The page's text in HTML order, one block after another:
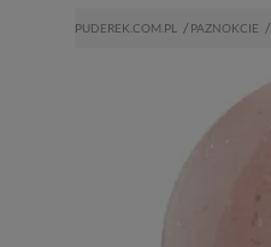
PUDEREK.COM.PL PAZNOKCIE